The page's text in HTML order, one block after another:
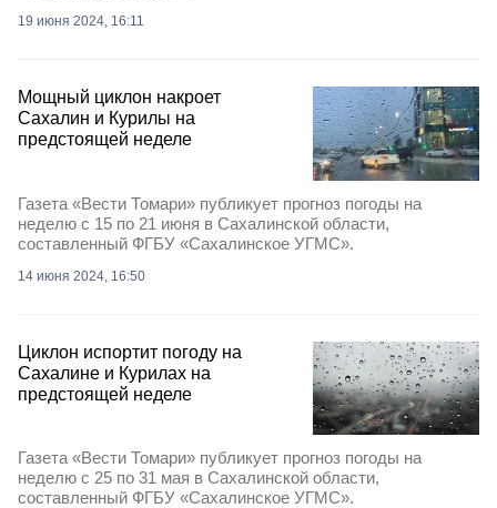
19 июня 2024, 16:11
Мощный циклон накроет
Сахалин и Курилы на
предстоящей неделе
Газета «Вести Томари» публикует прогноз погоды на
неделю с 15 по 21 июня в Сахалинской области,
составленный ФГБУ «Сахалинское УГМС».
14 июня 2024, 16:50
Циклон испортит погоду на
Сахалине и Курилах на
предстоящей неделе
Газета «Вести Томари» публикует прогноз погоды на
неделю с 25 по 31 мая в Сахалинской области,
составленный ФГБУ «Сахалинское УГМС».